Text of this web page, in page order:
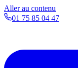
Aller au contenu
01 75 85 04 47